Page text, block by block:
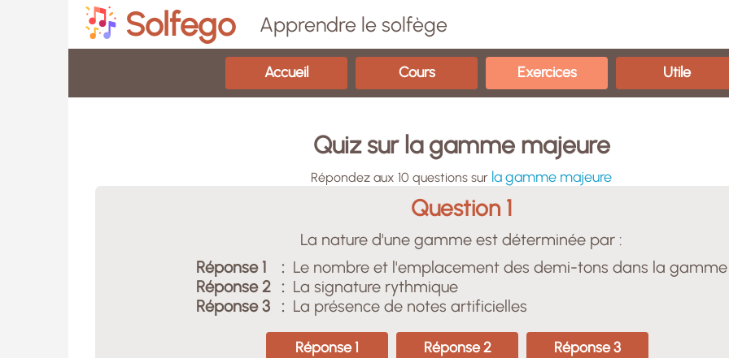
Solfego Apprendre le solfège
Accueil Cours Exercices Utile
Quiz sur la gamme majeure
Répondez aux 10 questions sur la gamme majeure
Question 1
La nature d'une gamme est déterminée par :
Réponse 1
: Le nombre et l'emplacement des demi-tons dans la gamme
Réponse 2
: La signature rythmique
Réponse 3
: La présence de notes artificielles
Réponse 1 Réponse 2 Réponse 3